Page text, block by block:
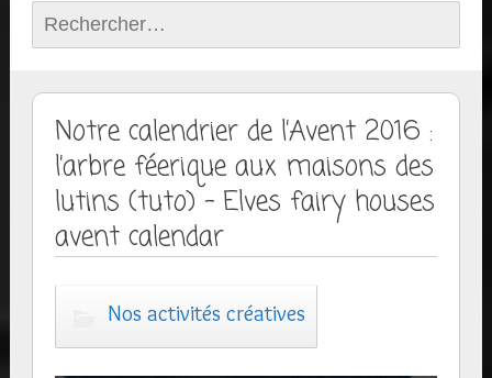
Rechercher :
Notre calendrier de l’Avent 2016 :
l’arbre féerique aux maisons des
lutins (tuto) – Elves fairy houses
avent calendar
Nos activités créatives